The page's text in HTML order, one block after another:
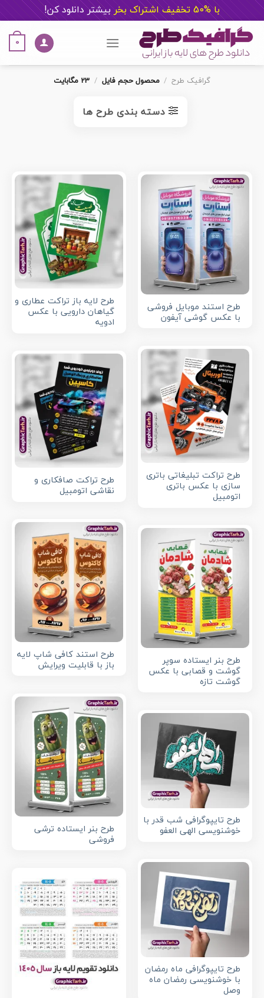
با %50 تخفیف اشتراک بخر بیشتر دانلود کن!
content
0
گرافیک طرح / محصول حجم فایل / 23 مگابایت
دسته بندی طرح ها
طرح استند موبایل فروشی
با عکس گوشی آیفون
طرح لایه باز تراکت عطاری و
گیاهان دارویی با عکس
ادویه
طرح تراکت تبلیغاتی باتری
سازی با عکس باتری
اتومبیل
طرح تراکت صافکاری و
نقاشی اتومبیل
طرح استند کافی شاپ لایه
باز با قابلیت ویرایش
طرح بنر ایستاده سوپر
گوشت و قصابی با عکس
گوشت تازه
طرح بنر ایستاده ترشی
فروشی
طرح تایپوگرافی شب قدر با
خوشنویسی الهی العفو
طرح تایپوگرافی ماه رمضان
با خوشنویسی رمضان ماه
وصل